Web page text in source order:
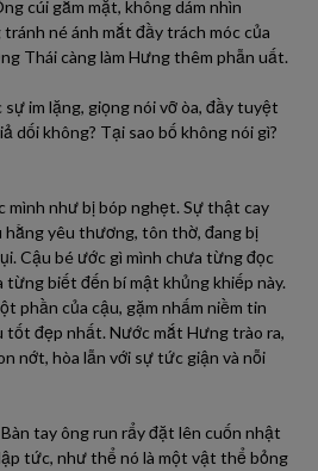
cúi gằm mặt, không dám nhìn
né ánh mắt đầy trách móc của
Thái càng làm Hưng thêm phẫn uất.
sự im lặng, giọng nói vỡ òa, đầy tuyệt
dối không? Tại sao bố không nói gì?
mình như bị bóp nghẹt. Sự thật cay
hằng yêu thương, tôn thờ, đang bị
Cậu bé ước gì mình chưa từng đọc
biết đến bí mật khủng khiếp này.
phần của cậu, gặm nhấm niềm tin
tốt đẹp nhất. Nước mắt Hưng trào ra,
nớt, hòa lẫn với sự tức giận và nỗi
tay ông run rẩy đặt lên cuốn nhật
tức, như thể nó là một vật thể bỏng